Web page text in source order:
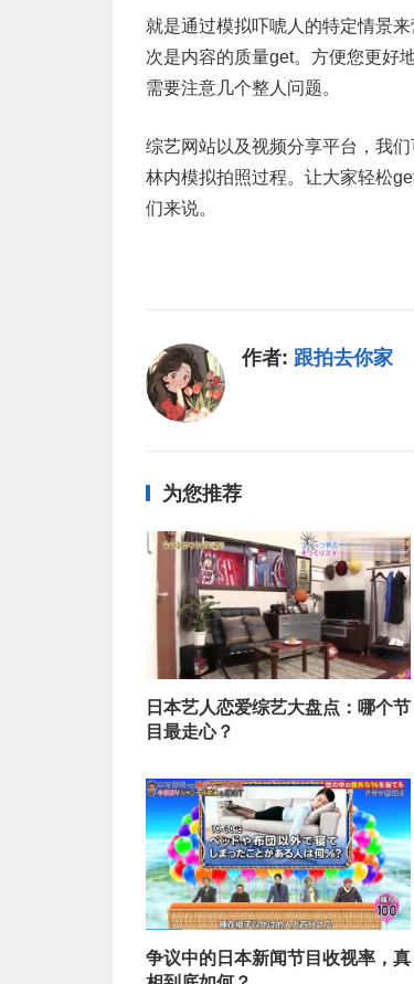
就是通过模拟吓唬人的特定情景
次是内容的质量get。方便您更好
需要注意几个整人问题。
综艺网站以及视频分享平台，我
林内模拟拍照过程。让大家轻松
们来说。
作者: 跟拍去你家
为您推荐
日本艺人恋爱综艺大盘点：哪个节
目最走心？
争议中的日本新闻节目收视率，真